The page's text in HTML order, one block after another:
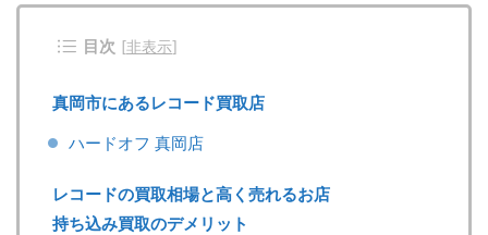
目次 [非表示]
真岡市にあるレコード買取店
ハードオフ 真岡店
レコードの買取相場と高く売れるお店
持ち込み買取のデメリット